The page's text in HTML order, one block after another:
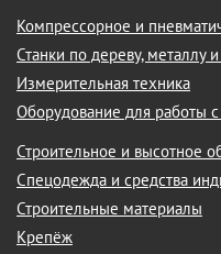
Компрессорное и
Станки по дереву, металлу
Измерительная техника
Оборудование для работы
Строительное и высотное
Спецодежда и средства
Строительные материалы
Крепёж